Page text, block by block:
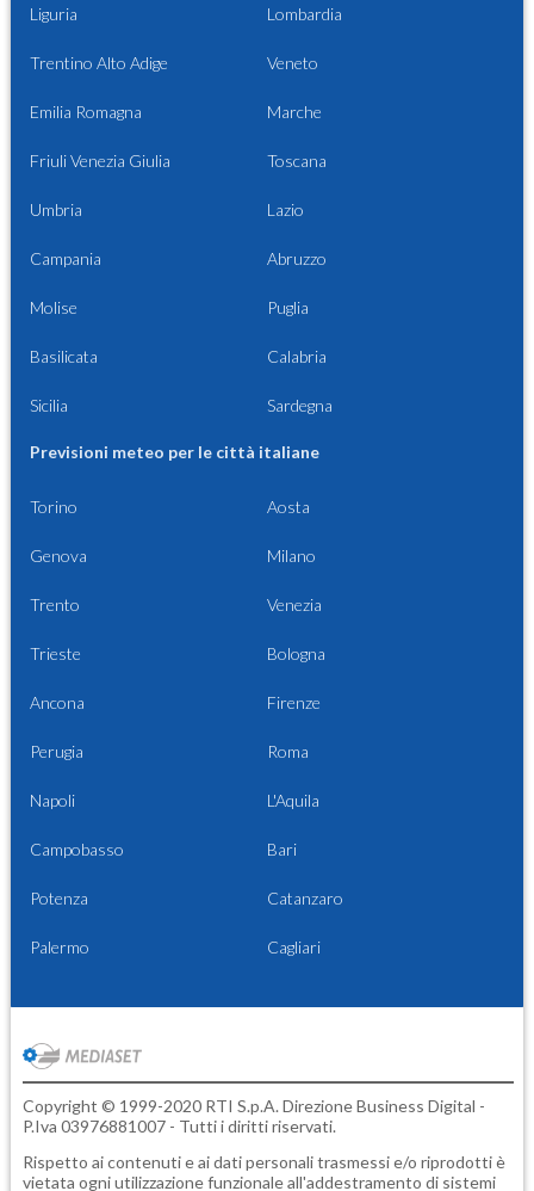
Liguria Lombardia
Trentino Alto Adige Veneto
Emilia Romagna Marche
Friuli Venezia Giulia Toscana
Umbria Lazio
Campania Abruzzo
Molise Puglia
Basilicata Calabria
Sicilia Sardegna
Previsioni meteo per le città italiane
Torino Aosta
Genova Milano
Trento Venezia
Trieste Bologna
Ancona Firenze
Perugia Roma
Napoli L'Aquila
Campobasso Bari
Potenza Catanzaro
Palermo Cagliari
Copyright © 1999-2020 RTI S.p.A. Direzione Business Digital -
P.Iva 03976881007 - Tutti i diritti riservati.
Rispetto ai contenuti e ai dati personali trasmessi e/o riprodotti è
vietata ogni utilizzazione funzionale all'addestramento di sistemi